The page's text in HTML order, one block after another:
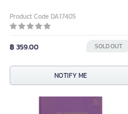
Product Code DA17405
฿ 359.00 SOLD OUT
NOTIFY ME